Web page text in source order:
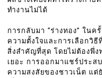
ทำงานไม่ได้
การกลับมา “ร่างทอง” ในค
ความตั้งใจและการเลือกวิธี
สิ่งสำคัญที่สุด โดยไม่ต้องพึ่ง
เยอะ การออกมาแชร์ประส
ความสงสัยของชาวเน็ต แต่